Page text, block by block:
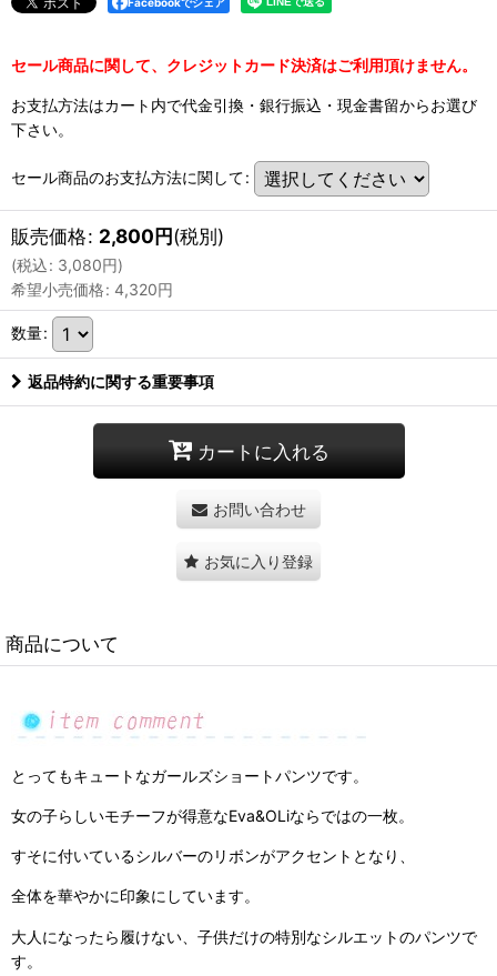
セール商品に関して、クレジットカード決済はご利用頂けません。
お支払方法はカート内で代金引換・銀行振込・現金書留からお選び
下さい。
セール商品のお支払方法に関して:
販売価格: 2,800円(税別)
(税込: 3,080円)
希望小売価格: 4,320円
数量:
返品特約に関する重要事項
カートに入れる
お問い合わせ
お気に入り登録
商品について
とってもキュートなガールズショートパンツです。
女の子らしいモチーフが得意なEva&OLiならではの一枚。
すそに付いているシルバーのリボンがアクセントとなり、
全体を華やかに印象にしています。
大人になったら履けない、子供だけの特別なシルエットのパンツで
す。